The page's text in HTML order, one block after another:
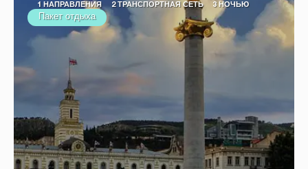
1 НАПРАВЛЕНИЯ 2 ТРАНСПОРТНАЯ СЕТЬ 3 НОЧЬЮ
Пакет отдыха